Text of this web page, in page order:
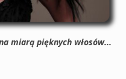
miarą pięknych włosów...